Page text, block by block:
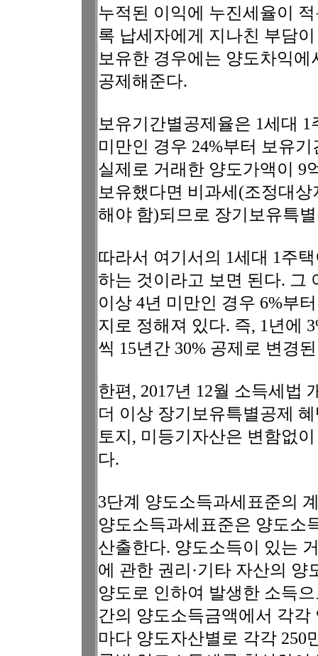
누적된 이익에 누진세율이
록 납세자에게 지나친 부담
보유한 경우에는 양도차익
공제해준다.
보유기간별공제율은 1세대
미만인 경우 24%부터 보유
실제로 거래한 양도가액이 9
보유했다면 비과세(조정대
해야 함)되므로 장기보유특
따라서 여기서의 1세대 1주
하는 것이라고 보면 된다. 그
이상 4년 미만인 경우 6%부
지로 정해져 있다. 즉, 1년에
씩 15년간 30% 공제로 변경
한편, 2017년 12월 소득세법
더 이상 장기보유특별공제
토지, 미등기자산은 변함없
다.
3단계 양도소득과세표준의
양도소득과세표준은 양도소
산출한다. 양도소득이 있는
에 관한 권리·기타 자산의
양도로 인하여 발생한 소득
간의 양도소득금액에서 각각
마다 양도자산별로 각각 250